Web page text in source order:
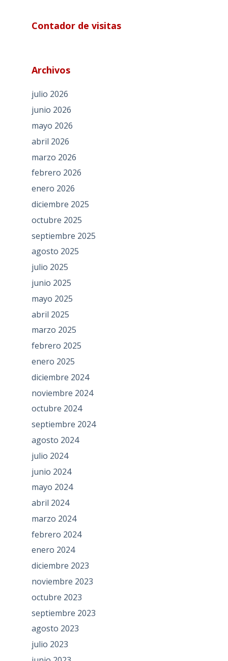
Contador de visitas
Archivos
julio 2026
junio 2026
mayo 2026
abril 2026
marzo 2026
febrero 2026
enero 2026
diciembre 2025
octubre 2025
septiembre 2025
agosto 2025
julio 2025
junio 2025
mayo 2025
abril 2025
marzo 2025
febrero 2025
enero 2025
diciembre 2024
noviembre 2024
octubre 2024
septiembre 2024
agosto 2024
julio 2024
junio 2024
mayo 2024
abril 2024
marzo 2024
febrero 2024
enero 2024
diciembre 2023
noviembre 2023
octubre 2023
septiembre 2023
agosto 2023
julio 2023